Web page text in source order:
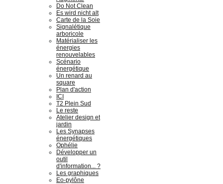
Do Not Clean
Es wird nicht alt
Carte de la Soie
Signalétique
arboricole
Matérialiser les
énergies
renouvelables
Scénario
énergétique
Un renard au
square
Plan d'action
ICI
T2 Plein Sud
Le reste
Atelier design et
jardin
Les Synapses
énergétiques
Ophélie
Développer un
outil
d'information... ?
Les graphiques
Eo-pylône